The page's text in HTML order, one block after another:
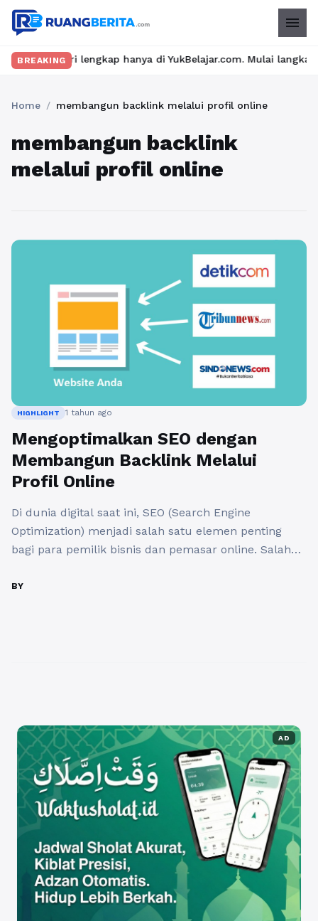
menu
BREAKINGlengkap hanya di YukBelajar.com. Mulai langkah
Home / membangun backlink melalui profil online
membangun backlink
melalui profil online
HIGHLIGHT 1 tahun ago
Mengoptimalkan SEO dengan
Membangun Backlink Melalui
Profil Online
Di dunia digital saat ini, SEO (Search Engine
Optimization) menjadi salah satu elemen penting
bagi para pemilik bisnis dan pemasar online. Salah
website di mesin pencari adalah dengan
BY
AD